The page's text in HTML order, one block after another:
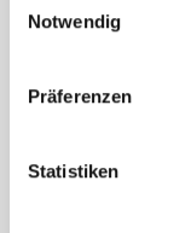
Notwendig
Präferenzen
Statistiken
habe
habe